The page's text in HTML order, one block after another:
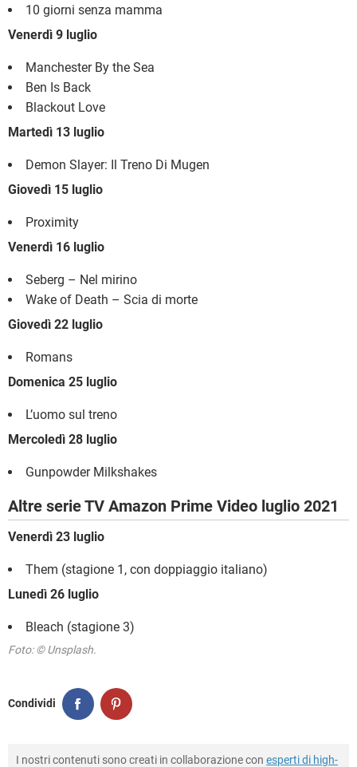
10 giorni senza mamma
Venerdì 9 luglio
Manchester By the Sea
Ben Is Back
Blackout Love
Martedì 13 luglio
Demon Slayer: Il Treno Di Mugen
Giovedì 15 luglio
Proximity
Venerdì 16 luglio
Seberg – Nel mirino
Wake of Death – Scia di morte
Giovedì 22 luglio
Romans
Domenica 25 luglio
L’uomo sul treno
Mercoledì 28 luglio
Gunpowder Milkshakes
Altre serie TV Amazon Prime Video luglio 2021
Venerdì 23 luglio
Them (stagione 1, con doppiaggio italiano)
Lunedì 26 luglio
Bleach (stagione 3)
Foto: © Unsplash.
Condividi
I nostri contenuti sono creati in collaborazione con esperti di high-